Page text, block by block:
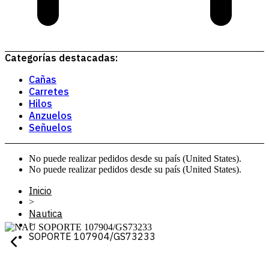
Categorías destacadas:
Cañas
Carretes
Hilos
Anzuelos
Señuelos
No puede realizar pedidos desde su país (United States).
No puede realizar pedidos desde su país (United States).
Inicio
>
Nautica
>
SOPORTE 107904/GS73233